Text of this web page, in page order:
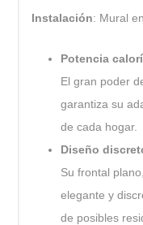
Instalación: Mural
Potencia
El gran poder
garantiza su
de cada hogar.
Diseño
Su frontal
elegante y
de posibles